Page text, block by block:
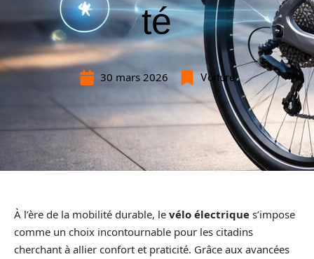
té
30 mars 2026 Voiture
À l’ère de la mobilité durable, le vélo électrique s’impose
comme un choix incontournable pour les citadins
cherchant à allier confort et praticité. Grâce aux avancées